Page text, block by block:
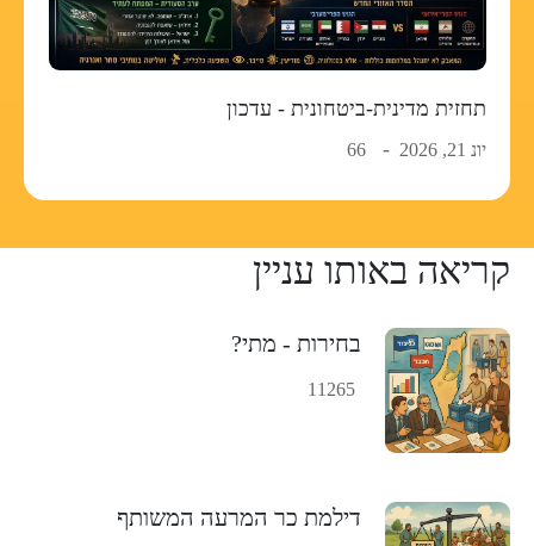
תחזית מדינית-ביטחונית - עדכון
יונ 21, 2026 66
קריאה באותו עניין
בחירות - מתי?
11265
דילמת כר המרעה המשותף